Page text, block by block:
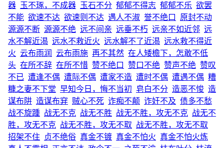
器 玉不琢，不成器 玉石不分 郁郁不得志 郁郁不乐 欲罢
不能 欲速不达 欲速则不达 遇人不淑 誉不绝口
原封不动
源源不断 源源不绝 远不间亲 远垂不朽 远亲不如近邻 远
水不解近渴 远水不救近火 远水解不了近渴 远水救不得近
火 云布雨润 云布雨施 再不其然 在人矮檐下，怎敢不低
头 在所不辞 在所不惜 赞不绝口 赞口不绝 赞声不绝 赞叹
不已 遭逢不偶 遭际不偶 遭家不造 遭时不偶 遭遇不偶 糟
糠之妻不下堂 早知今日，悔不当初 皂白不分 造恶不悛 造
谋布阱 造谋布穽 贼心不死 诈痴不颠 诈奸不及 债多不愁
战不旋踵 战无不克 战无不胜 战无不胜，攻无不克 战无不
胜，攻无不克 战无不胜，攻无不取 战无不胜，攻无不取
招架不住
贞不绝俗 真金不镀 真金不怕火 真金不怕火炼